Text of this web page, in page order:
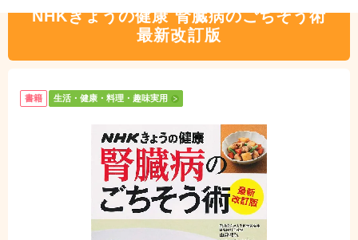
NHKきょうの健康 腎臓病のごちそう術
最新改訂版
書籍 生活・健康・料理・趣味実用